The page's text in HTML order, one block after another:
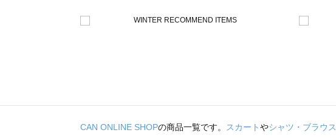
CAN ONLINE SHOPの商品一覧です。 スカートやシャツ・ブラウス